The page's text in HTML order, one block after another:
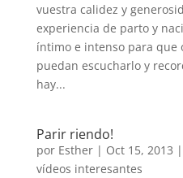
vuestra calidez y
experiencia de parto y
íntimo e intenso para que
puedan escucharlo y
hay...
Parir riendo!
por Esther| Oct 15, 2013 |
vídeos interesantes